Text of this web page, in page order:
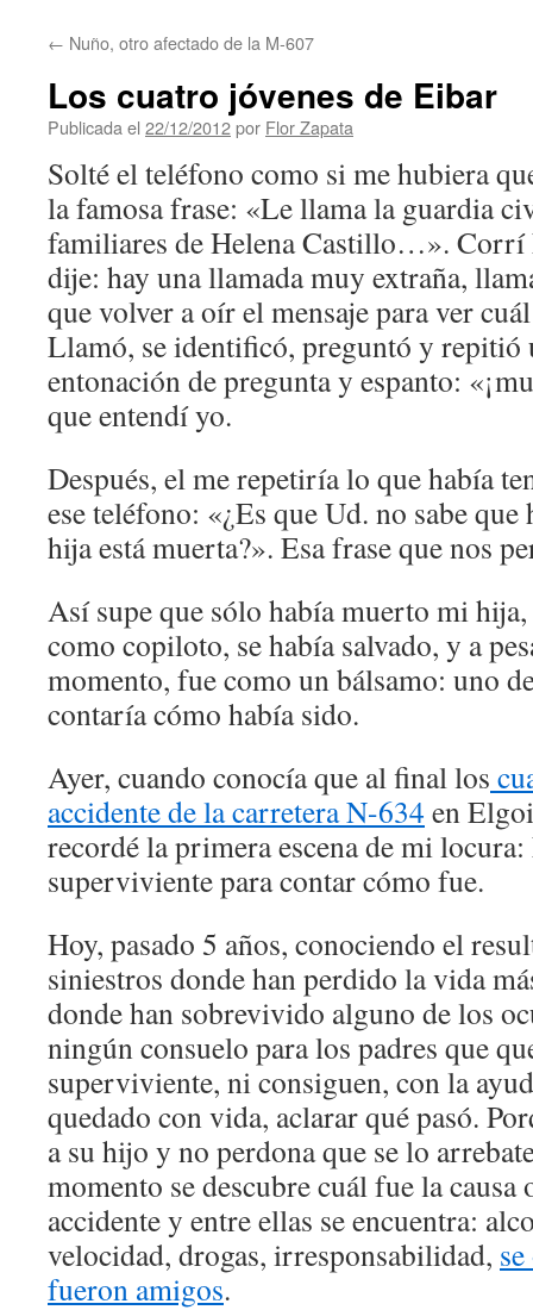
← Nuño, otro afectado de la M-607
Los cuatro jóvenes de Eibar
Publicada el 22/12/2012por Flor Zapata
Solté el teléfono como si me hubiera
la famosa frase: «Le llama la guardia
familiares de Helena Castillo…». Corrí
dije: hay una llamada muy extraña,
que volver a oír el mensaje para ver
Llamó, se identificó, preguntó y repitió
entonación de pregunta y espanto:
que entendí yo.
Después, el me repetiría lo que había
ese teléfono: «¿Es que Ud. no sabe que
hija está muerta?». Esa frase que nos
Así supe que sólo había muerto mi
como copiloto, se había salvado, y a
momento, fue como un bálsamo: uno
contaría cómo había sido.
Ayer, cuando conocía que al final los
accidente de la carretera N-634 en
recordé la primera escena de mi
superviviente para contar cómo fue.
Hoy, pasado 5 años, conociendo el
siniestros donde han perdido la vida
donde han sobrevivido alguno de los
ningún consuelo para los padres que
superviviente, ni consiguen, con la
quedado con vida, aclarar qué pasó.
a su hijo y no perdona que se lo
momento se descubre cuál fue la causa
accidente y entre ellas se encuentra:
velocidad, drogas, irresponsabilidad,
fueron amigos.